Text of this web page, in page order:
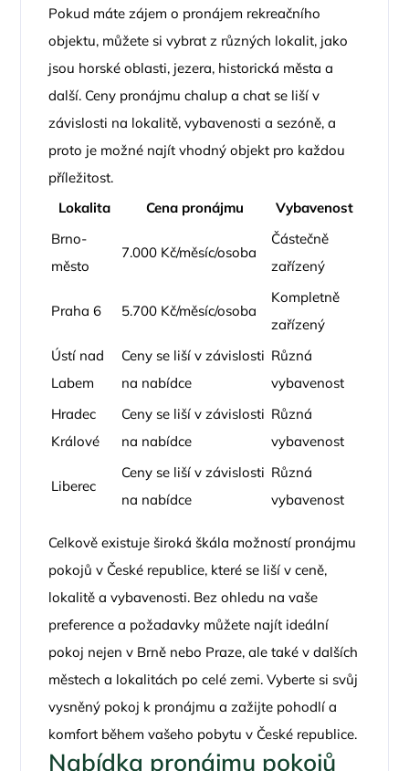
Pokud máte zájem o pronájem rekreačního
objektu, můžete si vybrat z různých lokalit, jako
jsou horské oblasti, jezera, historická města a
další. Ceny pronájmu chalup a chat se liší v
závislosti na lokalitě, vybavenosti a sezóně, a
proto je možné najít vhodný objekt pro každou
příležitost.
Lokalita
Cena pronájmu
Vybavenost
Brno-
město
7.000 Kč/měsíc/osoba
Částečně
zařízený
Praha 6 5.700 Kč/měsíc/osoba
Kompletně
zařízený
Ústí nad
Labem
Ceny se liší v závislosti
na nabídce
Různá
vybavenost
Hradec
Králové
Ceny se liší v závislosti
na nabídce
Různá
vybavenost
Liberec
Ceny se liší v závislosti
na nabídce
Různá
vybavenost
Celkově existuje široká škála možností pronájmu
pokojů v České republice, které se liší v ceně,
lokalitě a vybavenosti. Bez ohledu na vaše
preference a požadavky můžete najít ideální
pokoj nejen v Brně nebo Praze, ale také v dalších
městech a lokalitách po celé zemi. Vyberte si svůj
vysněný pokoj k pronájmu a zažijte pohodlí a
komfort během vašeho pobytu v České republice.
Nabídka pronájmu pokojů